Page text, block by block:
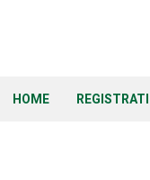
HOME REGISTRATI